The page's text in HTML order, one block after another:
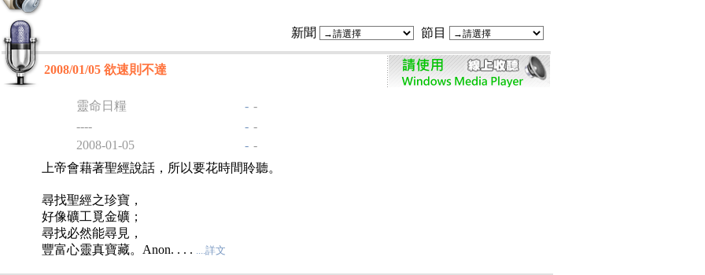
新聞 節目
2008/01/05 欲速則不達
靈命日糧 - -
----
- -
2008-01-05
- -
上帝會藉著聖經說話，所以要花時間聆聽。
尋找聖經之珍寶，
好像礦工覓金礦；
尋找必然能尋見，
豐富心靈真寶藏。Anon. . . . ....詳文